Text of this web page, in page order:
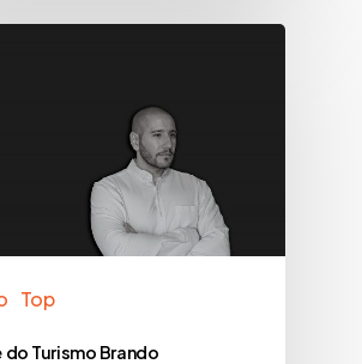
Top
do Turismo Brando